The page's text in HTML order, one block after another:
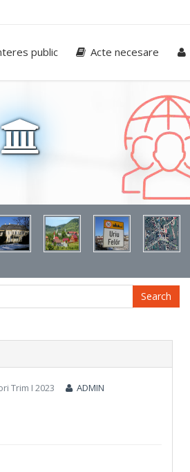
public Acte necesare
Search
Trim I 2023 ADMIN